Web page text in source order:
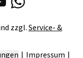
zzgl.Service- &
Impressum